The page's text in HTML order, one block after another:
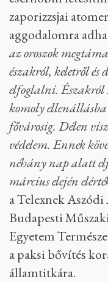
zaporizzsjai
aggodalomra
az oroszok
északról, keletről
elfoglalni.
komoly
fővárosig. Délen
védelem. Ennek
néhány nap alatt
március elején
a Telexnek
Budapesti
Egyetem
a paksi bővítés
államtitkára.